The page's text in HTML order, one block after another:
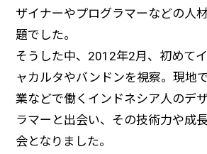
ザイナーやプログラマーなどの人
題でした。
そうした中、2012年2月、初めて
ャカルタやバンドンを視察。現地
業などで働くインドネシア人のデ
ラマーと出会い、その技術力や成
会となりました。